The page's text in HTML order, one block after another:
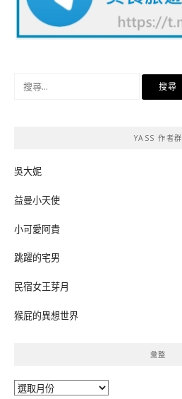
YASS 作者群
吳大妮
益曼小天使
小可愛阿貴
跳躍的宅男
民宿女王芽月
猴屁的異想世界
彙整
彙